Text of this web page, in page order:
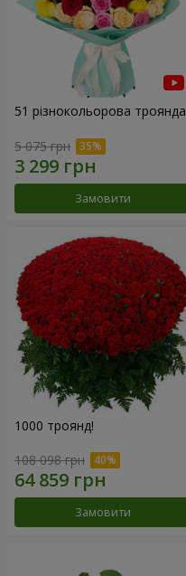
51 різнокольорова троянда
5 075 грн
Замовити
1000 троянд!
108 098 грн
Замовити